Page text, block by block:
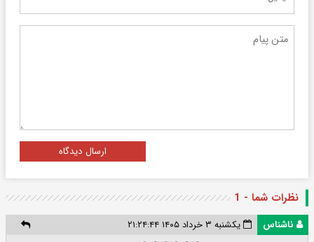
ارسال دیدگاه
نظرات شما - 1
ناشناس
یکشنبه ۳ خرداد ۱۴۰۵ ۲۱:۲۴:۴۴